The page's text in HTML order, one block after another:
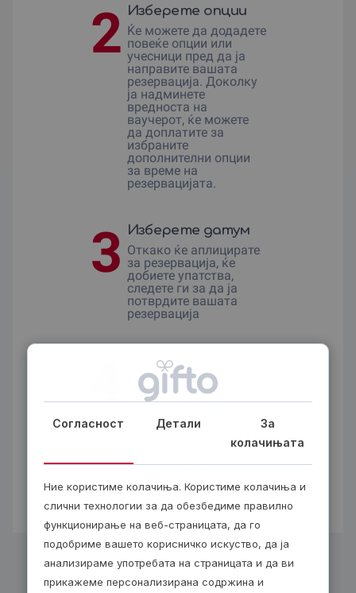
2 Изберете опции
Ќе можете да додадете
повеќе опции или
учесници пред да ја
направите вашата
резервација. Доколку
ја надминете
вредноста на
ваучерот, ќе можете
да доплатите за
избраните
дополнителни опции
за време на
резервацијата.
3
Изберете датум
Откако ќе аплицирате
за резервациjа, ќе
добиете упатства,
следете ги за да ја
потврдите вашата
резервација
Дојдете и уживајте
Ќе добиете потврда за
резервација и
прецизни упатства за
избраното
доживување. Ве
контактирате
организаторот пред
закажаниот термин.
Согласност Детали
За
колачињата
Ние користиме колачиња. Користиме колачиња и
слични технологии за да обезбедиме правилно
функционирање на веб-страницата, да го
подобриме вашето корисничко искуство, да ја
анализираме употребата на страницата и да ви
прикажеме персонализирана содржина и